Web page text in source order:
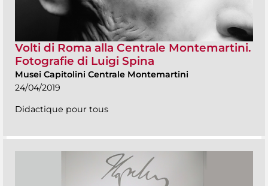
Volti di Roma alla Centrale Montemartini.
Fotografie di Luigi Spina
Musei Capitolini Centrale Montemartini
24/04/2019
Didactique pour tous